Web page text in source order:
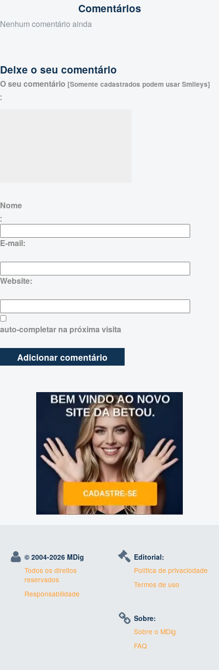
Comentários
Nenhum comentário ainda
Deixe o seu comentário
O seu comentário [Somente cadastrados podem usar Smileys]
:
Nome
:
E-mail:
Website:
auto-completar na próxima visita
© 2004-2026 MDig
Todos os direitos
reservados
Responsabilidade
Editorial:
Política de privaciodade
Termos de uso
Sobre:
Sobre o MDig
FAQ